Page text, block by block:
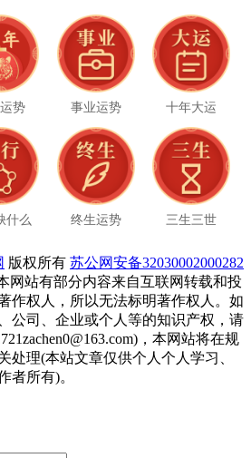
势 事业运势 十年大运
什么 终生运势 三生三世
版权所有 苏公网安备32030002000282
网站有部分内容来自互联网转载和投
作权人，所以无法标明著作权人。如
公司、企业或个人等的知识产权，请
，本网站将在规
处理(本站文章仅供个人个人学习、
者所有)。